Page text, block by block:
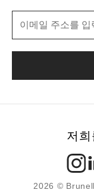
저
2026 ©